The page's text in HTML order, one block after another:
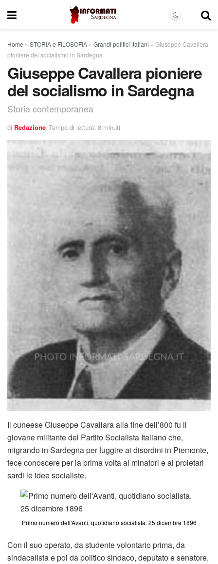
Home » STORIA e FILOSOFIA » Grandi politici italiani » Giuseppe Cavallera
pioniere del socialismo in Sardegna
Giuseppe Cavallera pioniere
del socialismo in Sardegna
Storia contemporanea
di Redazione Tempo di lettura: 8 minuti
Il cuneese Giuseppe Cavallara alla fine dell’800 fu il
giovane militante del Partito Socialista Italiano che,
migrando in Sardegna per fuggire ai disordini in Piemonte,
fece conoscere per la prima volta ai minatori e ai proletari
sardi le idee socialiste.
Primo numero dell’Avanti, quotidiano socialista. 25 dicembre 1896
Con il suo operato, da studente volontario prima, da
sindacalista e poi da politico sindaco, deputato e senatore,